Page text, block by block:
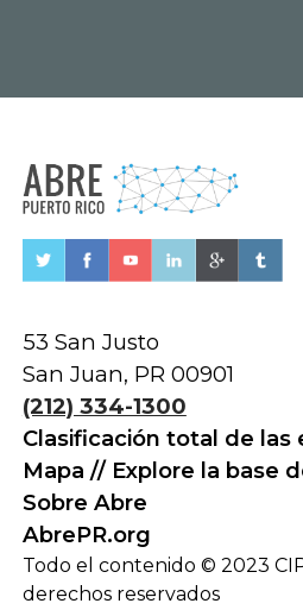
53 San Justo
San Juan, PR 00901
(212) 334-1300
Clasificación total de las
Mapa // Explore la base
Sobre Abre
AbrePR.org
Todo el contenido © 2023
derechos reservados